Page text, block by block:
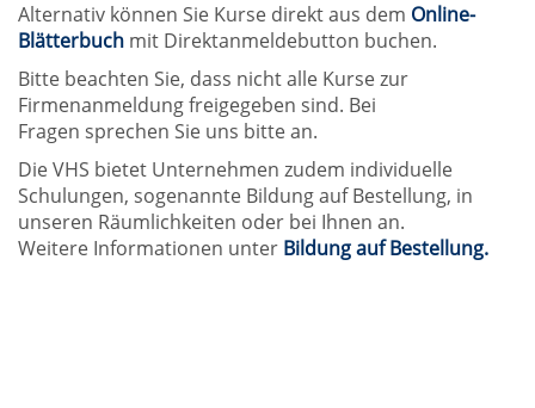
Alternativ können Sie Kurse direkt aus dem Online-
Blätterbuch mit Direktanmeldebutton buchen.
Bitte beachten Sie, dass nicht alle Kurse zur
Firmenanmeldung freigegeben sind. Bei
Fragen sprechen Sie uns bitte an.
Die VHS bietet Unternehmen zudem individuelle
Schulungen, sogenannte Bildung auf Bestellung, in
unseren Räumlichkeiten oder bei Ihnen an.
Weitere Informationen unter Bildung auf Bestellung.